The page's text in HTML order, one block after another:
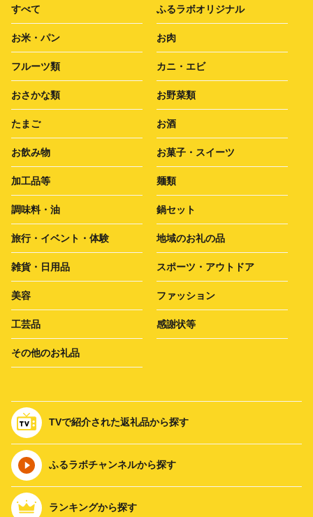
すべて ふるラボオリジナル
お米・パン お肉
フルーツ類 カニ・エビ
おさかな類 お野菜類
たまご お酒
お飲み物 お菓子・スイーツ
加工品等 麺類
調味料・油 鍋セット
旅行・イベント・体験 地域のお礼の品
雑貨・日用品 スポーツ・アウトドア
美容 ファッション
工芸品 感謝状等
その他のお礼品
TVで紹介された返礼品から探す
ふるラボチャンネルから探す
ランキングから探す